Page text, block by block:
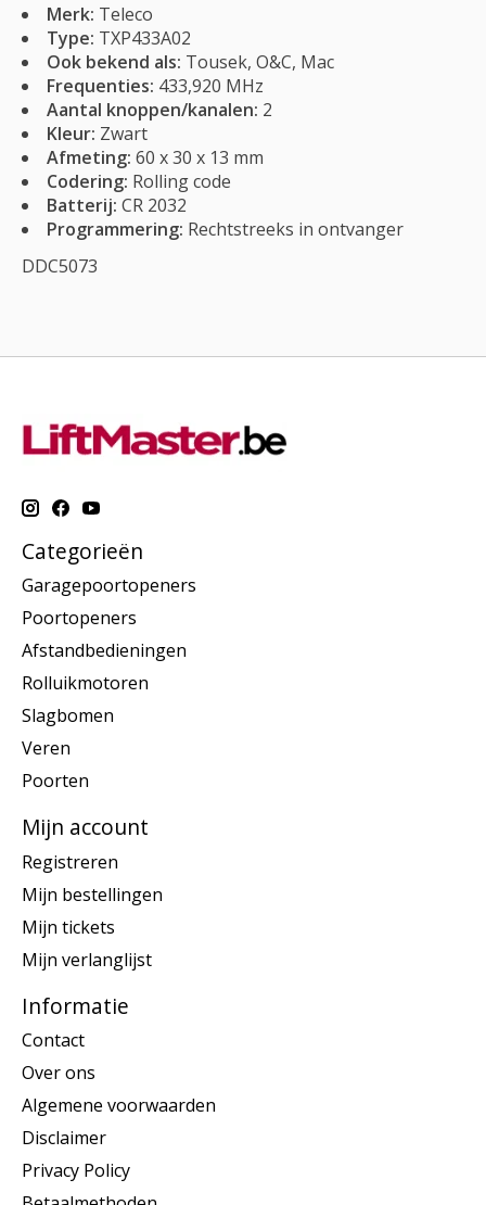
Merk: Teleco
Type: TXP433A02
Ook bekend als: Tousek, O&C, Mac
Frequenties: 433,920 MHz
Aantal knoppen/kanalen: 2
Kleur: Zwart
Afmeting: 60 x 30 x 13 mm
Codering: Rolling code
Batterij: CR 2032
Programmering: Rechtstreeks in ontvanger
DDC5073
Categorieën
Garagepoortopeners
Poortopeners
Afstandbedieningen
Rolluikmotoren
Slagbomen
Veren
Poorten
Mijn account
Registreren
Mijn bestellingen
Mijn tickets
Mijn verlanglijst
Informatie
Contact
Over ons
Algemene voorwaarden
Disclaimer
Privacy Policy